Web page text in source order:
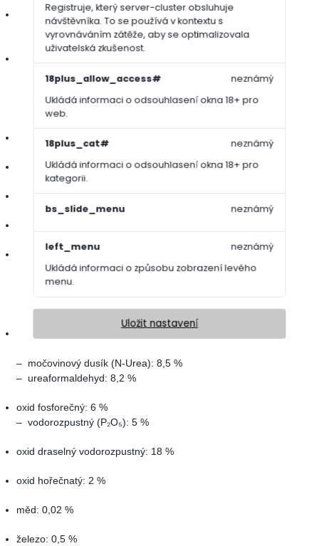
Registruje, který server-cluster obsluhuje
návštěvníka. To se používá v kontextu s
vyrovnáváním zátěže, aby se optimalizovala
uživatelská zkušenost.
18plus_allow_access#
Ukládá informaci o odsouhlasení okna 18+ pro
web.
neznámý
18plus_cat#
Ukládá informaci o odsouhlasení okna 18+ pro
kategorii.
neznámý
bs_slide_menu neznámý
left_menu
Ukládá informaci o způsobu zobrazení levého
menu.
neznámý
Uložit nastavení
velmi jemná granulace pro rovnoměrné rozptýlení i na nízko
sečených plochách
Specifikace:
doba působení: 6–8 týdnů
granulace: 0,5–1,4 mm
velikost balení: 20 kg
– močovinový dusík(N-Urea): 8,5 %
– ureaformaldehyd: 8,2 %
oxid fosforečný:6 %
– vodorozpustný (P₂O₅): 5 %
oxid draselný vodorozpustný: 18 %
oxid hořečnatý: 2 %
měd: 0,02 %
železo: 0,5 %